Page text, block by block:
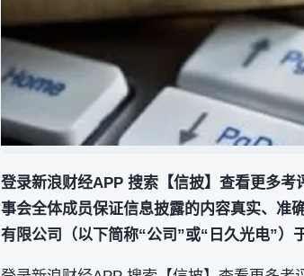
登录新浪财经APP 搜索【信披】查看更多
事会全体成员保证信息披露的内容真实、准
有限公司（以下简称“公司”或“日久光电”）